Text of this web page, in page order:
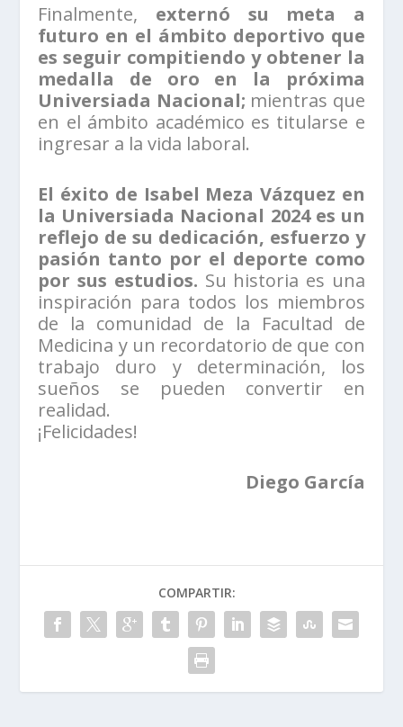
Finalmente, externó su meta a
futuro en el ámbito deportivo que
es seguir compitiendo y obtener la
medalla de oro en la próxima
Universiada Nacional; mientras que
en el ámbito académico es titularse e
ingresar a la vida laboral.
El éxito de Isabel Meza Vázquez en
la Universiada Nacional 2024 es un
reflejo de su dedicación, esfuerzo y
pasión tanto por el deporte como
por sus estudios. Su historia es una
inspiración para todos los miembros
de la comunidad de la Facultad de
Medicina y un recordatorio de que con
trabajo duro y determinación, los
sueños se pueden convertir en
realidad.
¡Felicidades!
Diego García
COMPARTIR: